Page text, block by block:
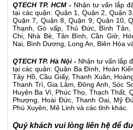
QTECH TP. HCM - Nhận tư vấn lắp
tại các quận: Quận 1, Quận 2, Quận
Quận 7, Quận 8, Quận 9, Quận 10,
Thạnh, Gò vấp, Thủ Đức, Bình Tân,
Chi, Nhà Bè, Tân Bình, Cần Giờ,
Nai, Bình Dương, Long An, Biên Hòa
QTECH TP. Hà Nội - Nhận tư vấn lắp
tại các quận: Quận Ba Đình, Hoàn
Tây Hồ, Cầu Giấy, Thanh Xuân,
Thanh Trì, Gia Lâm, Đông Anh, Sóc
Huyện Ba Vì, Phúc Thọ, Thạch Thất,
Phượng, Hoài Đức, Thanh Oai, Mỹ
Phú Xuyên, Mê Linh và các tỉnh khác.
Quý khách vui lòng liên hệ để